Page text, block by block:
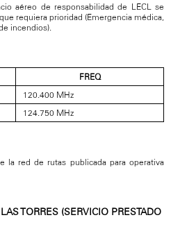
aéreo de responsabilidad de LECL se
requiera prioridad (Emergencia médica,
incendios).
FREQ
120.400 MHz
124.750 MHz
la red de rutas publicada para operativa
TORRES (SERVICIO PRESTADO